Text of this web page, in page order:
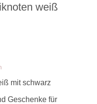
weiß
mit schwarz
Geschenke für